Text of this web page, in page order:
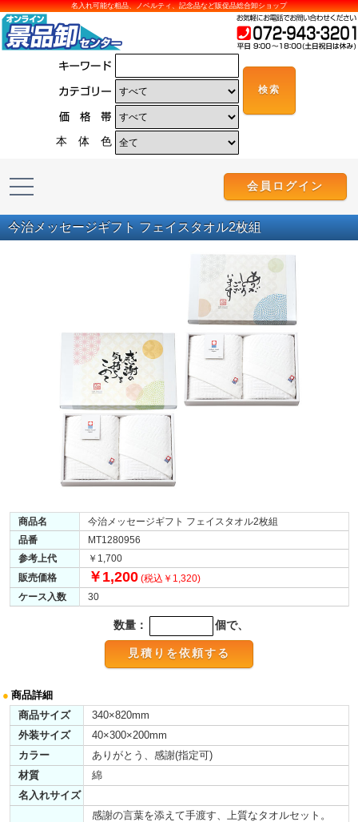
名入れ可能な粗品、ノベルティ、記念品など販促品総合卸ショップ
本 体 色
会員ログイン
今治メッセージギフト フェイスタオル2枚組
商品名
今治メッセージギフト フェイスタオル2枚組
品番
MT1280956
参考上代
￥1,700
販売価格
￥1,200 (税込￥1,320)
ケース入数
30
数量： 個で、
● 商品詳細
商品サイズ
340×820mm
外装サイズ
40×300×200mm
カラー
ありがとう、感謝(指定可)
材質
綿
名入れサイズ
感謝の言葉を添えて手渡す、上質なタオルセット。